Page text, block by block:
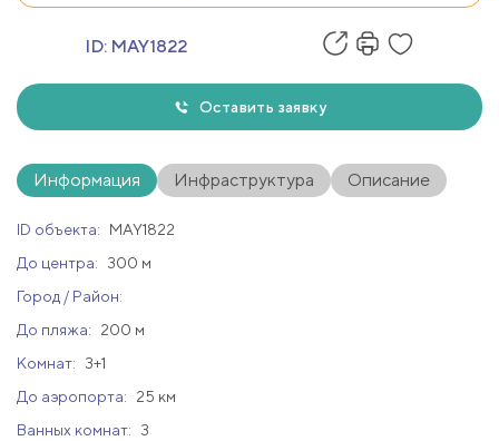
ID: MAY1822
Оставить заявку
Информация Инфраструктура Описание
ID объекта:
MAY1822
До центра:
300 м
Город / Район:
До пляжа:
200 м
Комнат:
3+1
До аэропорта:
25 км
Ванных комнат:
3